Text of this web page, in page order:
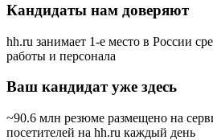
Кандидаты нам доверяют
hh.ru занимает 1-е место в России
работы и персонала
Ваш кандидат уже здесь
~90.6 млн резюме размещено на
посетителей на hh.ru каждый день